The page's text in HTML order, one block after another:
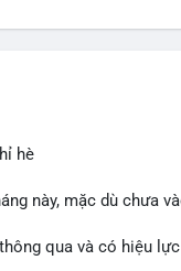
hè
này, mặc dù chưa
qua và có hiệu